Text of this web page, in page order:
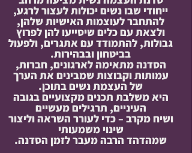
ייחודי שבו נשים יכולות לעצור לרגע,
להתחבר לעוצמות האישיות שלהן,
ולצאת עם כלים שיסייעו להן לפרוץ
גבולות, להתמודד עם אתגרים, ולפעול
בביטחון ובבהירות.
הסדנה מתאימה לארגונים, חברות,
עמותות וקבוצות שמבינים את הערך
של העצמת נשים בתוכן.
היא משלבת תכנים מקצועיים בגובה
העיניים, תרגילים מעשיים
ושיח מקרב – כדי לעורר השראה וליצור
שינוי משמעותי
שמהדהד הרבה מעבר לזמן הסדנה.